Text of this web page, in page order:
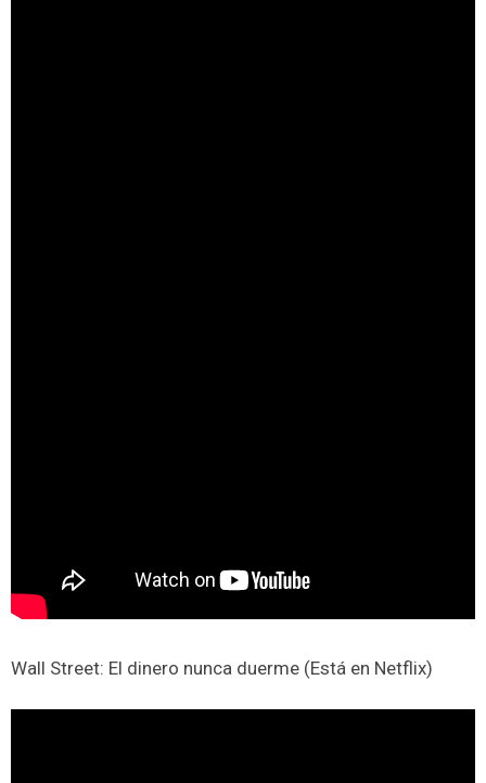
Wall Street: El dinero nunca duerme (Está en Netflix)